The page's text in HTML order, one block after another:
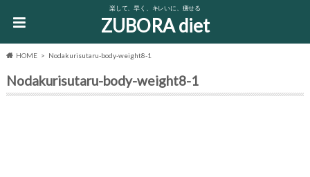
楽して、早く、キレいに、痩せる
ZUBORA diet
HOME Nodakurisutaru-body-weight8-1
Nodakurisutaru-body-weight8-1